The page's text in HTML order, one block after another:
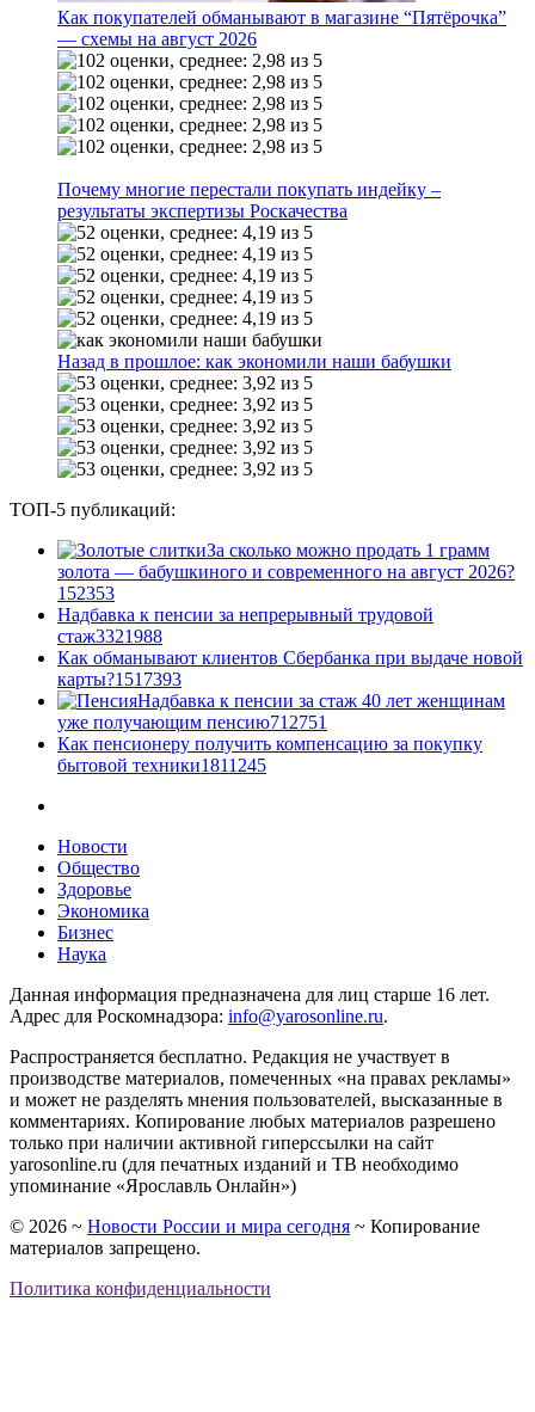
Как покупателей обманывают в магазине “Пятёрочка”
— схемы на август 2026
Почему многие перестали покупать индейку –
результаты экспертизы Роскачества
Назад в прошлое: как экономили наши бабушки
ТОП-5 публикаций:
За сколько можно продать 1 грамм
золота — бабушкиного и современного на август 2026?
1 52353
Надбавка к пенсии за непрерывный трудовой
стаж3321988
Как обманывают клиентов Сбербанка при выдаче новой
карты?1517393
Надбавка к пенсии за стаж 40 лет женщинам
уже получающим пенсию712751
Как пенсионеру получить компенсацию за покупку
бытовой техники1811245
Новости
Общество
Здоровье
Экономика
Бизнес
Наука
Данная информация предназначена для лиц старше 16 лет.
Адрес для Роскомнадзора: info@yarosonline.ru.
Распространяется бесплатно. Редакция не участвует в
производстве материалов, помеченных «на правах рекламы»
и может не разделять мнения пользователей, высказанные в
комментариях. Копирование любых материалов разрешено
только при наличии активной гиперссылки на сайт
yarosonline.ru (для печатных изданий и ТВ необходимо
упоминание «Ярославль Онлайн»)
© 2026 ~ Новости России и мира сегодня ~ Копирование
материалов запрещено.
Политика конфиденциальности